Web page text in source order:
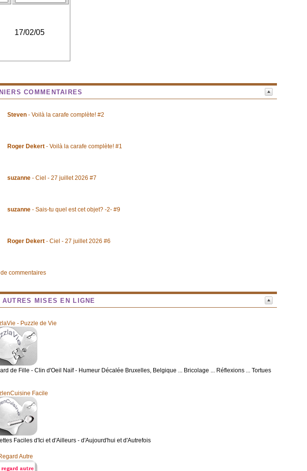
17/02/05
COMMENTAIRES
Steven - Voilà la carafe complète! #2
Roger Dekert - Voilà la carafe complète! #1
suzanne - Ciel - 27 juillet 2026 #7
suzanne - Sais-tu quel est cet objet? -2- #9
Roger Dekert - Ciel - 27 juillet 2026 #6
commentaires
MISES EN LIGNE
- Puzzle de Vie
de Fille - Clin d'Oeil Naïf - Humeur Décalée Bruxelles, Belgique ... Bricolage ... Réflexions ... Tortues
Facile
Faciles d'Ici et d'Ailleurs - d'Aujourd'hui et d'Autrefois
Autre